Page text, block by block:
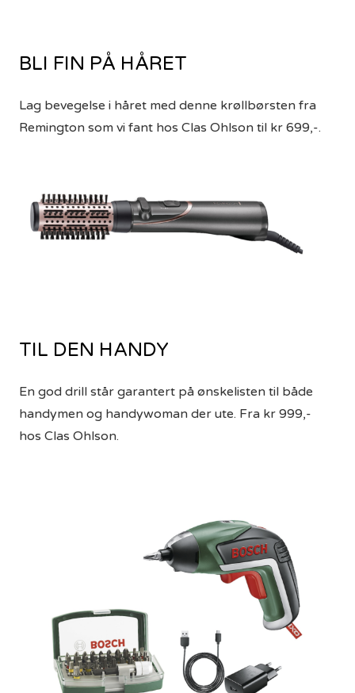
BLI FIN PÅ HÅRET
Lag bevegelse i håret med denne krøllbørsten fra
Remington som vi fant hos Clas Ohlson til kr 699,-.
TIL DEN HANDY
En god drill står garantert på ønskelisten til både
handymen og handywoman der ute. Fra kr 999,-
hos Clas Ohlson.